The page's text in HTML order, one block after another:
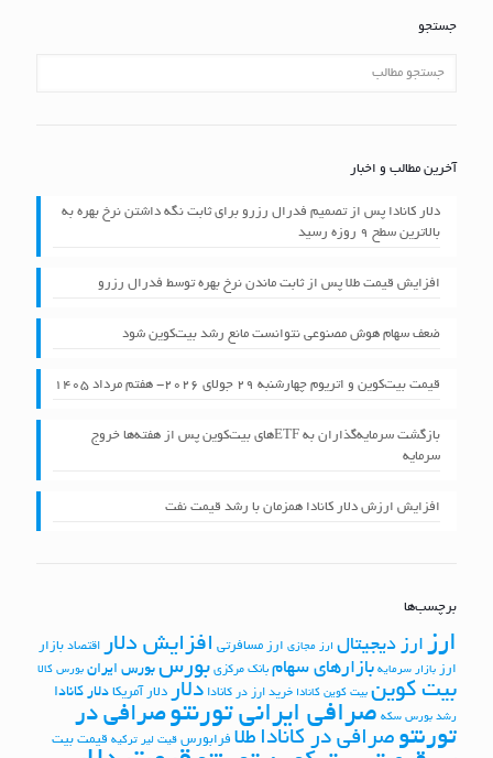
جستجو
آخرین مطالب و اخبار
دلار کانادا پس از تصمیم فدرال رزرو برای ثابت نگه داشتن نرخ بهره به
بالاترین سطح ۹ روزه رسید
افزایش قیمت طلا پس از ثابت ماندن نرخ بهره توسط فدرال رزرو
ضعف سهام هوش مصنوعی نتوانست مانع رشد بیت‌کوین شود
قیمت بیت‌کوین و اتریوم چهارشنبه ۲۹ جولای ۲۰۲۶- هفتم مرداد ۱۴۰۵
بازگشت سرمایه‌گذاران به ETFهای بیت‌کوین پس از هفته‌ها خروج
سرمایه
افزایش ارزش دلار کانادا همزمان با رشد قیمت نفت
برچسب‌ها
ارز ارز دیجیتال ارز مجازی ارز مسافرتی افزایش دلار اقتصاد بازار
ارز بازار سرمایه بازارهای سهام بانک مرکزی بورس بورس ایران بورس کالا
بیت کوین بیت کوین کانادا خرید ارز در کانادا دلار دلار آمریکا دلار کانادا
رشد بورس سکه صرافی ایرانی تورنتوصرافی در
تورنتو صرافی در کانادا طلا فرابورس قیت لیر ترکیه قیمت بیت